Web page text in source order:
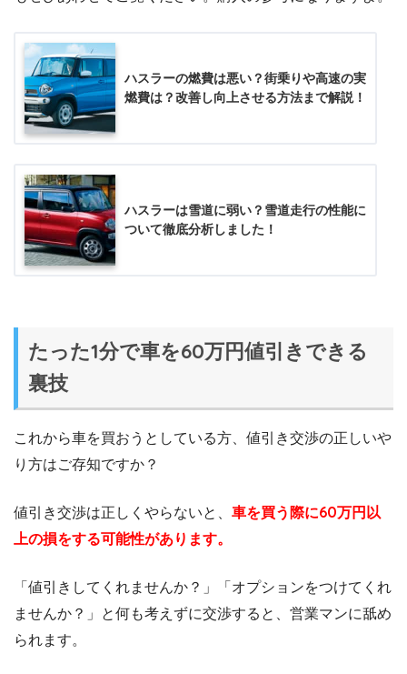
ハスラーの燃費は悪い？街乗りや高速の実
燃費は？改善し向上させる方法まで解説！
ハスラーは雪道に弱い？雪道走行の性能に
ついて徹底分析しました！
たった1分で車を60万円値引きできる
裏技
これから車を買おうとしている方、値引き交渉の正しいや
り方はご存知ですか？
値引き交渉は正しくやらないと、 車を買う際に60万円以
上の損をする可能性があります。
「値引きしてくれませんか？」「オプションをつけてくれ
ませんか？」と何も考えずに交渉すると、営業マンに舐め
られます。